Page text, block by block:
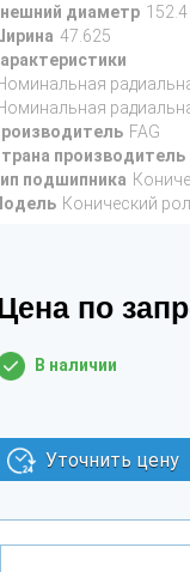
диаметр 152.4
47.625
FAG
производитель
подшипника
Конический
по
В наличии
Уточнить цену